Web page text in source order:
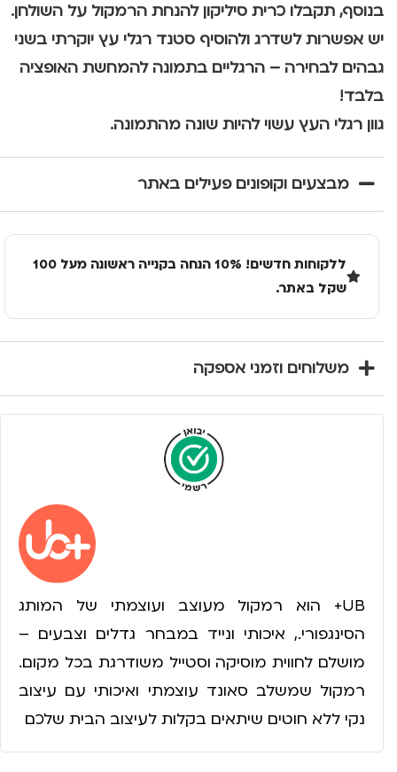
בנוסף, תקבלו כרית סיליקון להנחת הרמקול על השולחן.
יש אפשרות לשדרג ולהוסיף סטנד רגלי עץ יוקרתי בשני
גבהים לבחירה – הרגליים בתמונה להמחשת האופציה
בלבד!
גוון רגלי העץ עשוי להיות שונה מהתמונה.
מבצעים וקופונים פעילים באתר
ללקוחות חדשים! 10% הנחה בקנייה ראשונה מעל 100
שקל באתר.
משלוחים וזמני אספקה
UB+ הוא רמקול מעוצב ועוצמתי של המותג
הסינגפורי., איכותי ונייד במבחר גדלים וצבעים –
מושלם לחווית מוסיקה וסטייל משודרגת בכל מקום.
רמקול שמשלב סאונד עוצמתי ואיכותי עם עיצוב
נקי ללא חוטים שיתאים בקלות לעיצוב הבית שלכם